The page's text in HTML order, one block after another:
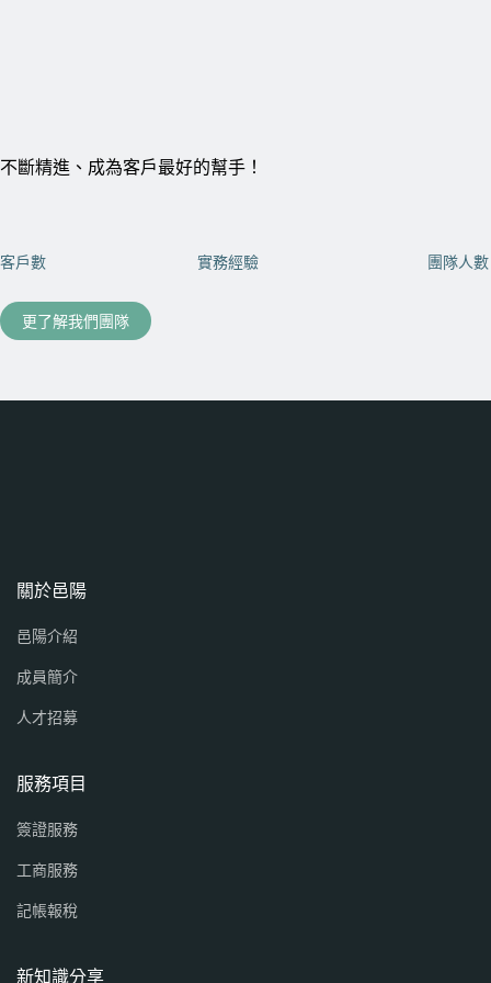
不斷精進、成為客戶最好的幫手！
客戶數 實務經驗 團隊人數
更了解我們團隊
關於邑陽
邑陽介紹
成員簡介
人才招募
服務項目
簽證服務
工商服務
記帳報稅
新知識分享